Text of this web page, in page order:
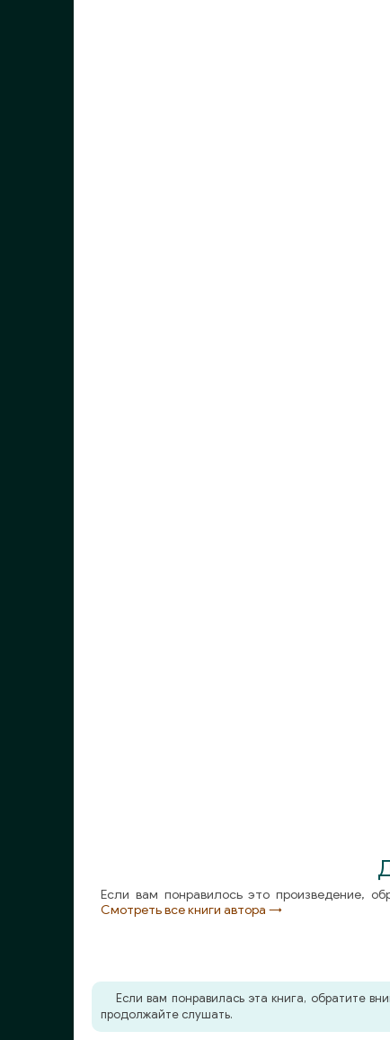
Если вам понравилось это произведение,
Смотреть все книги автора →
Если вам понравилась эта книга, обратите
продолжайте слушать.